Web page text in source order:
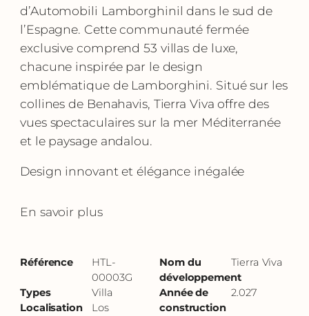
d’Automobili Lamborghinil dans le sud de
l’Espagne. Cette communauté fermée
exclusive comprend 53 villas de luxe,
chacune inspirée par le design
emblématique de Lamborghini. Situé sur les
collines de Benahavis, Tierra Viva offre des
vues spectaculaires sur la mer Méditerranée
et le paysage andalou.
Design innovant et élégance inégalée
En savoir plus
Référence
HTL-
00003G
Types
Villa
Localisation
Los
Nom du
développement
Tierra Viva
Année de
construction
2.027